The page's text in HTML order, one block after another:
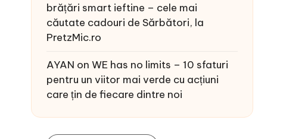
brățări smart ieftine – cele mai
căutate cadouri de Sărbători, la
PretzMic.ro
AYAN on WE has no limits – 10 sfaturi
pentru un viitor mai verde cu acțiuni
care țin de fiecare dintre noi